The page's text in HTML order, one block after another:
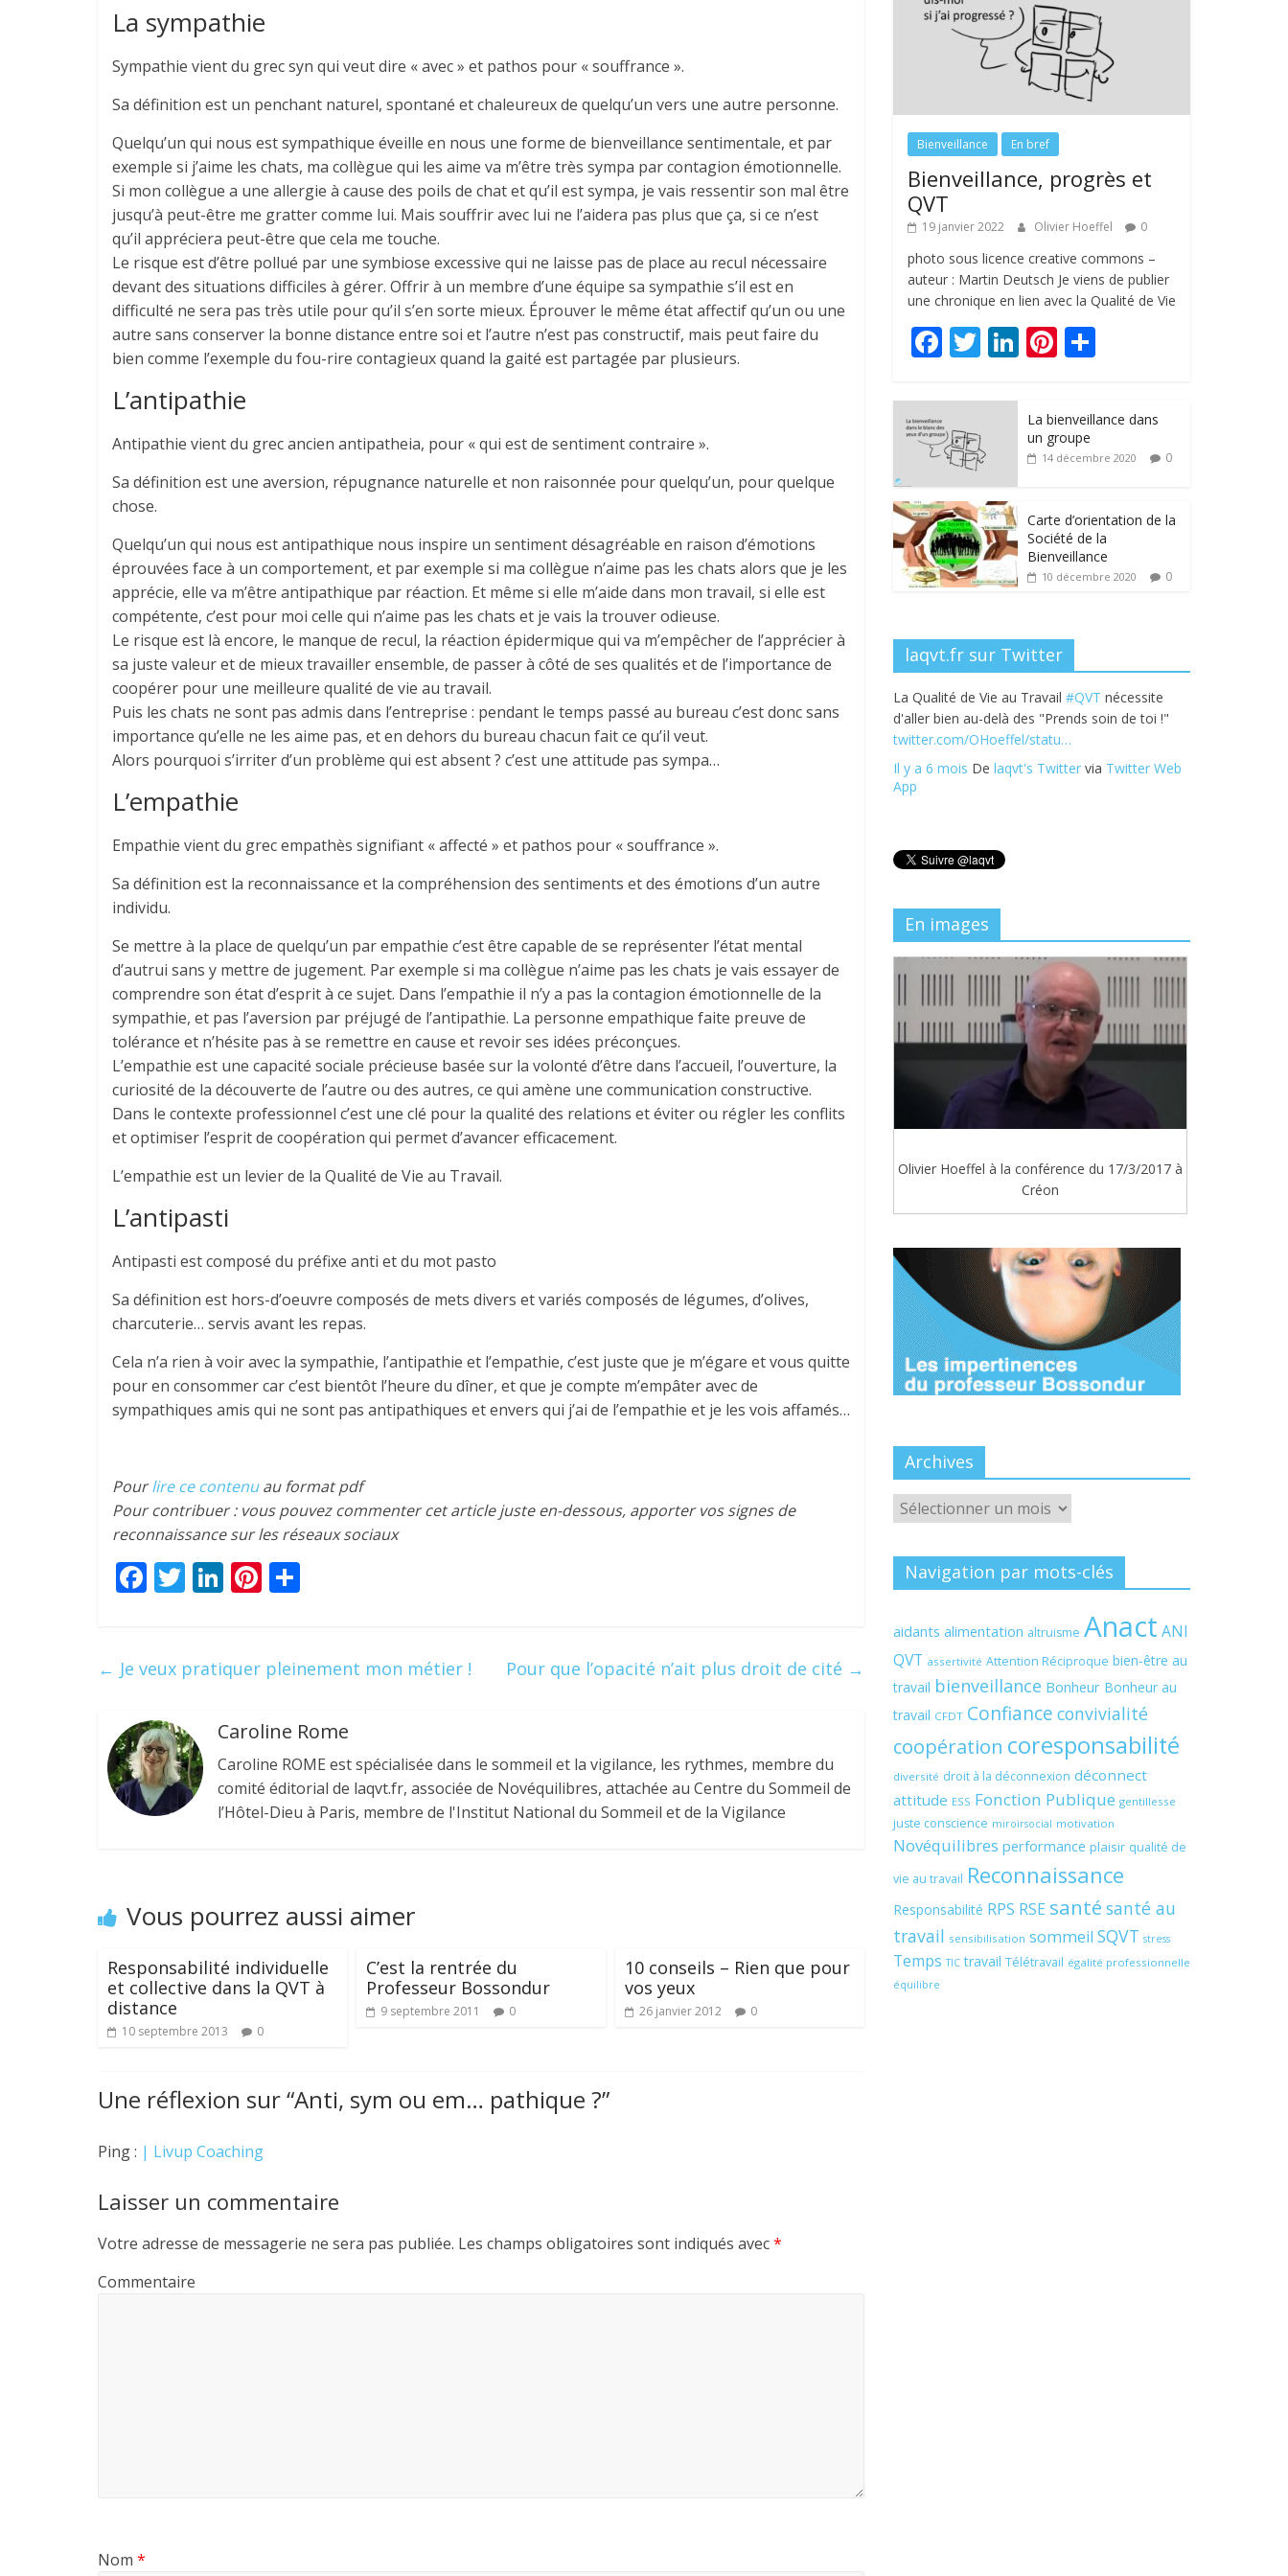
La sympathie
Sympathie vient du grec syn qui veut dire « avec » et pathos pour « souffrance ».
Sa définition est un penchant naturel, spontané et chaleureux de quelqu’un vers une autre personne.
Quelqu’un qui nous est sympathique éveille en nous une forme de bienveillance sentimentale, et par
exemple si j’aime les chats, ma collègue qui les aime va m’être très sympa par contagion émotionnelle.
Si mon collègue a une allergie à cause des poils de chat et qu’il est sympa, je vais ressentir son mal être
jusqu’à peut-être me gratter comme lui. Mais souffrir avec lui ne l’aidera pas plus que ça, si ce n’est
qu’il appréciera peut-être que cela me touche.
Le risque est d’être pollué par une symbiose excessive qui ne laisse pas de place au recul nécessaire
devant des situations difficiles à gérer. Offrir à un membre d’une équipe sa sympathie s’il est en
difficulté ne sera pas très utile pour qu’il s’en sorte mieux. Éprouver le même état affectif qu’un ou une
autre sans conserver la bonne distance entre soi et l’autre n’est pas constructif, mais peut faire du
bien comme l’exemple du fou-rire contagieux quand la gaité est partagée par plusieurs.
L’antipathie
Antipathie vient du grec ancien antipatheia, pour « qui est de sentiment contraire ».
Sa définition est une aversion, répugnance naturelle et non raisonnée pour quelqu’un, pour quelque
chose.
Quelqu’un qui nous est antipathique nous inspire un sentiment désagréable en raison d’émotions
éprouvées face à un comportement, et par exemple si ma collègue n’aime pas les chats alors que je les
apprécie, elle va m’être antipathique par réaction. Et même si elle m’aide dans mon travail, si elle est
compétente, c’est pour moi celle qui n’aime pas les chats et je vais la trouver odieuse.
Le risque est là encore, le manque de recul, la réaction épidermique qui va m’empêcher de l’apprécier à
sa juste valeur et de mieux travailler ensemble, de passer à côté de ses qualités et de l’importance de
coopérer pour une meilleure qualité de vie au travail.
Puis les chats ne sont pas admis dans l’entreprise : pendant le temps passé au bureau c’est donc sans
importance qu’elle ne les aime pas, et en dehors du bureau chacun fait ce qu’il veut.
Alors pourquoi s’irriter d’un problème qui est absent ? c’est une attitude pas sympa…
L’empathie
Empathie vient du grec empathès signifiant « affecté » et pathos pour « souffrance ».
Sa définition est la reconnaissance et la compréhension des sentiments et des émotions d’un autre
individu.
Se mettre à la place de quelqu’un par empathie c’est être capable de se représenter l’état mental
d’autrui sans y mettre de jugement. Par exemple si ma collègue n’aime pas les chats je vais essayer de
comprendre son état d’esprit à ce sujet. Dans l’empathie il n’y a pas la contagion émotionnelle de la
sympathie, et pas l’aversion par préjugé de l’antipathie. La personne empathique faite preuve de
tolérance et n’hésite pas à se remettre en cause et revoir ses idées préconçues.
L’empathie est une capacité sociale précieuse basée sur la volonté d’être dans l’accueil, l’ouverture, la
curiosité de la découverte de l’autre ou des autres, ce qui amène une communication constructive.
Dans le contexte professionnel c’est une clé pour la qualité des relations et éviter ou régler les conflits
et optimiser l’esprit de coopération qui permet d’avancer efficacement.
L’empathie est un levier de la Qualité de Vie au Travail.
L’antipasti
Antipasti est composé du préfixe anti et du mot pasto
Sa définition est hors-d’oeuvre composés de mets divers et variés composés de légumes, d’olives,
charcuterie… servis avant les repas.
Cela n’a rien à voir avec la sympathie, l’antipathie et l’empathie, c’est juste que je m’égare et vous quitte
pour en consommer car c’est bientôt l’heure du dîner, et que je compte m’empâter avec de
sympathiques amis qui ne sont pas antipathiques et envers qui j’ai de l’empathie et je les vois affamés…
Pourlire ce contenuau format pdf
Pour contribuer : vous pouvez commenter cet article juste en-dessous, apporter vos signes de
reconnaissance sur les réseaux sociaux
F
b
o
k
T
er
Li
e
n
Pi
e g
← Je veux pratiquer pleinement mon métier ! Pour que l’opacité n’ait plus droit de cité →
Caroline Rome
Caroline ROME est spécialisée dans le sommeil et la vigilance, les rythmes, membre du
comité éditorial de laqvt.fr, associée de Novéquilibres, attachée au Centre du Sommeil de
l’Hôtel-Dieu à Paris, membre de l'Institut National du Sommeil et de la Vigilance
Vous pourrez aussi aimer
Responsabilité individuelle
et collective dans la QVT à
distance
10 septembre 2013 0
C’est la rentrée du
Professeur Bossondur
9 septembre 2011 0
10 conseils – Rien que pour
vos yeux
26 janvier 2012 0
Une réflexion sur “Anti, sym ou em… pathique ?”
Ping : | Livup Coaching
Laisser un commentaire
Votre adresse de messagerie ne sera pas publiée. Les champs obligatoires sont indiqués avec*
Commentaire
Nom *
Bienveillance En bref
Bienveillance, progrès et
QVT
19 janvier 2022 Olivier Hoeffel 0
photo sous licence creative commons –
auteur : Martin Deutsch Je viens de publier
une chronique en lien avec la Qualité de Vie
F
e
b
o
o
k
T
itt
er
Li
e
dI
Pi
e
st
g
er
La bienveillance dans
un groupe
14 décembre 2020 0
Carte d’orientation de la
Société de la
Bienveillance
10 décembre 2020 0
laqvt.fr sur Twitter
La Qualité de Vie au Travail #QVT nécessite
d'aller bien au-delà des "Prends soin de toi !"
twitter.com/OHoeffel/statu…
Il y a 6 mois De laqvt's Twitter via Twitter Web
App
En images
Olivier Hoeffel à la conférence du 17/3/2017 à
Créon
Archives
Archives
Navigation par mots-clés
aidants alimentation altruisme Anact ANI
QVT assertivité Attention Réciproque bien-être au
travail bienveillance Bonheur Bonheur au
travail CFDT Confiance convivialité
coopération coresponsabilité
diversité droit à la déconnexion déconnect
attitude ESS Fonction Publique gentillesse
juste conscience miroirsocial motivation
Novéquilibres performance plaisir qualité de
vie au travail Reconnaissance
Responsabilité RPS RSE santé santé au
travail sensibilisation sommeil SQVT stress
Temps TIC travail Télétravail égalité professionnelle
équilibre